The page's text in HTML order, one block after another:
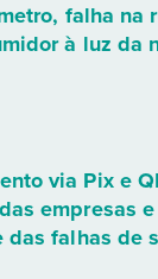
falha na
à luz da
via Pix e
empresas
falhas de